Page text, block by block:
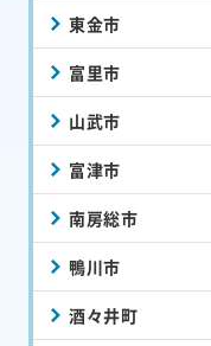
東金市
富里市
山武市
富津市
南房総市
鴨川市
酒々井町